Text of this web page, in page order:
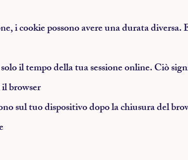
i cookie possono avere una durata diversa.
il tempo della tua sessione online. Ciò
browser
sul tuo dispositivo dopo la chiusura del